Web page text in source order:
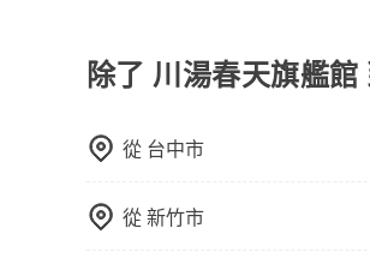
時也確保乘客的權益。
除了 川湯春天旗艦
從 台中市
從新竹市